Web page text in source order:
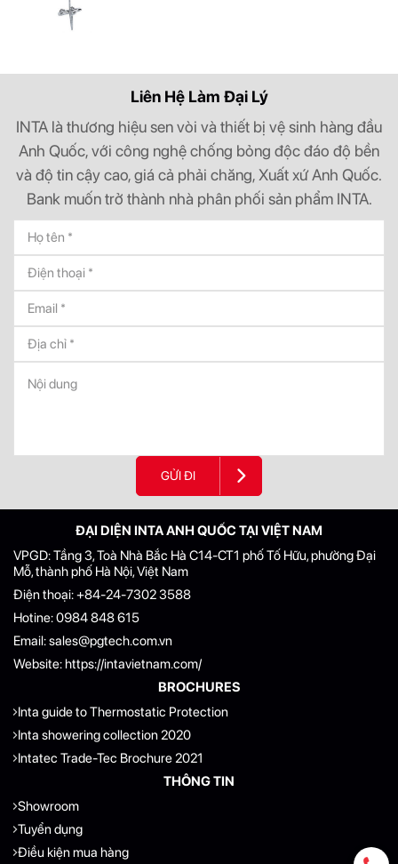
Liên Hệ Làm Đại Lý
INTA là thương hiệu sen vòi và thiết bị vệ sinh hàng đầu
Anh Quốc, với công nghệ chống bỏng độc đáo độ bền
và độ tin cậy cao, giá cả phải chăng, Xuất xứ Anh Quốc.
Bank muốn trở thành nhà phân phối sản phẩm INTA.
GỬI ĐI
ĐẠI DIỆN INTA ANH QUỐC TẠI VIỆT NAM
VPGD: Tầng 3, Toà Nhà Bắc Hà C14-CT1 phố Tố Hữu, phường Đại
Mỗ, thành phố Hà Nội, Việt Nam
Điện thoại:+84-24-7302 3588
Hotine:0984 848 615
Email:sales@pgtech.com.vn
Website:https://intavietnam.com/
BROCHURES
Inta guide to Thermostatic Protection
Inta showering collection 2020
Intatec Trade-Tec Brochure 2021
THÔNG TIN
Showroom
Tuyển dụng
Điều kiện mua hàng